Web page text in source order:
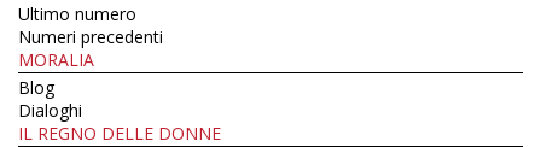
Ultimo numero
Numeri precedenti
MORALIA
Blog
Dialoghi
IL REGNO DELLE DONNE